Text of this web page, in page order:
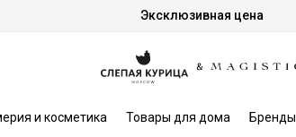
Эксклюзивная цена
и косметика Товары для дома Бренды